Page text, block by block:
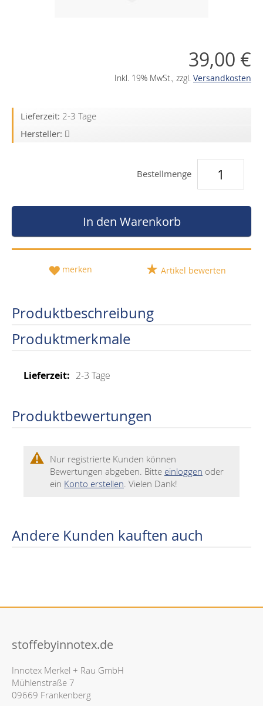
39,00 €
Inkl. 19% MwSt., zzgl. Versandkosten
Lieferzeit: 2-3 Tage
Hersteller:
Bestellmenge
In den Warenkorb
merken Artikel bewerten
Produktbeschreibung
Produktmerkmale
Mehr
2-3 Tage
Produktbewertungen
Nur registrierte Kunden können
Bewertungen abgeben. Bitte einloggen oder
ein Konto erstellen. Vielen Dank!
Andere Kunden kauften auch
stoffebyinnotex.de
Innotex Merkel + Rau GmbH
Mühlenstraße 7
09669 Frankenberg